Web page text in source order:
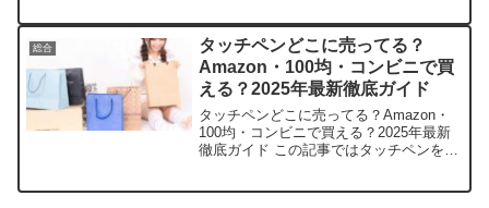
切れで困った経験、きっと皆さんも一度
はあるはずです...
総合
タッチペンどこに売ってる？
Amazon・100均・コンビニで買
える？2025年最新徹底ガイド
タッチペンどこに売ってる？Amazon・
100均・コンビニで買える？2025年最新
徹底ガイド この記事ではタッチペンを売